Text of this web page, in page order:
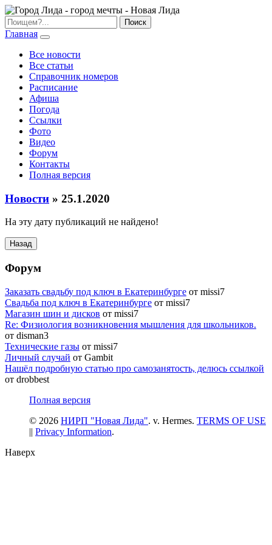
Главная
Все новости
Все статьи
Справочник номеров
Расписание
Афиша
Погода
Ссылки
Фото
Видео
Форум
Контакты
Полная версия
Новости » 25.1.2020
На эту дату публикаций не найдено!
Назад
Форум
Заказать свадьбу под ключ в Екатеринбурге от missi7
Cвадьба под ключ в Екатеринбурге от missi7
Магазин шин и дисков от missi7
Re: Физиология возникновения мышления для школьников.
от disman3
Технические газы от missi7
Личный случай от Gambit
Нашёл подробную статью про самозанятость, делюсь ссылкой
от drobbest
Полная версия
© 2026 НИРП "Новая Лида". v. Hermes. TERMS OF USE
|| Privacy Information.
Наверх